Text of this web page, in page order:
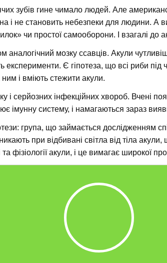
зубів гине чимало людей. Але
і не становить небезпеки для людини. А
чи простої самооборони. І взагалі до
аналогічний мозку ссавців. Акули
експерименти. Є гіпотеза, що всі риби під
і вміють стежити акули.
і серйозних інфекційних хвороб. Вчені
імунну систему, і намагаються зараз
група, що займається дослідженням
при відбивані світла від тіла
фізіології акули, і це вимагає широкої